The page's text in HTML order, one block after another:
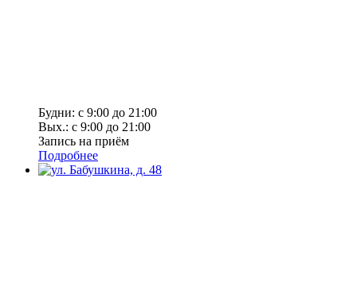
Будни: с 9:00 до 21:00
Вых.: с 9:00 до 21:00
Запись на приём
Подробнее